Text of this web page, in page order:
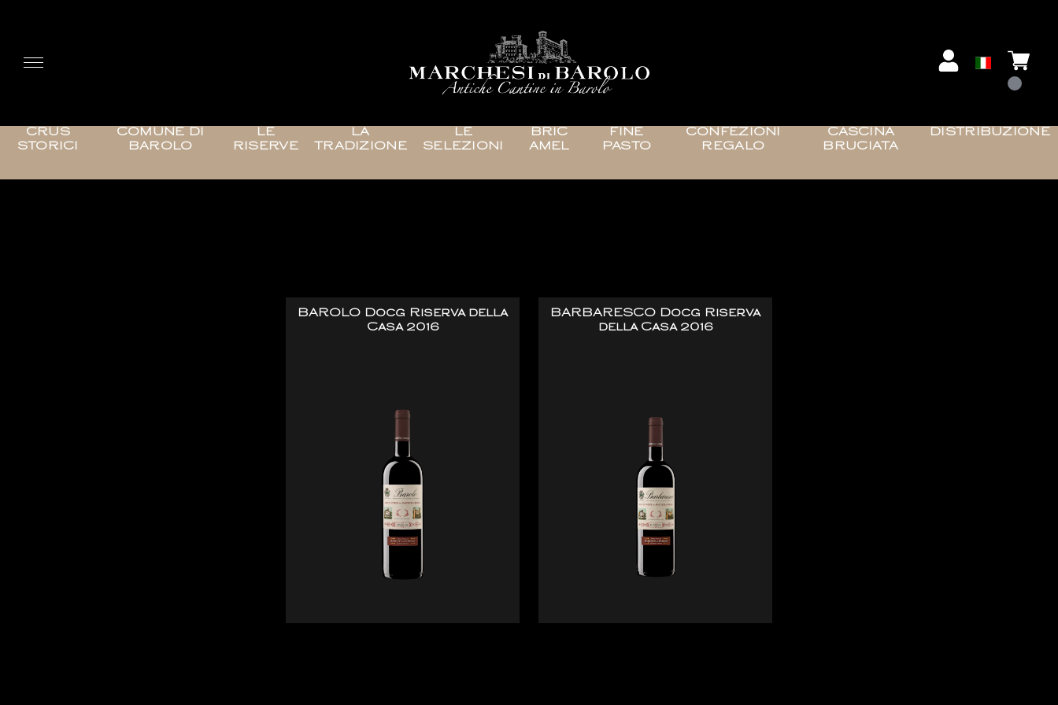
CRUS
STORICI
COMUNE DI
BAROLO
LE
RISERVE
LA
TRADIZIONE
LE
SELEZIONI
BRIC
AMEL
FINE
PASTO
CONFEZIONI
REGALO
CASCINA
BRUCIATA
DISTRIBUZIONE
BAROLO Docg Riserva della
Casa 2016
BARBARESCO Docg Riserva
della Casa 2016